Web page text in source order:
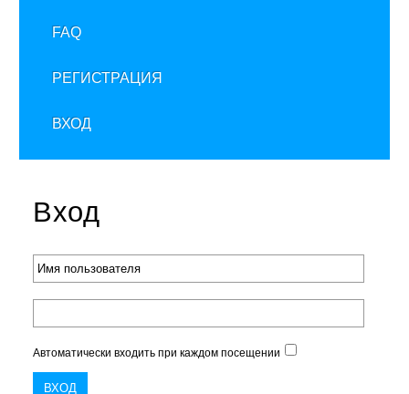
FAQ
РЕГИСТРАЦИЯ
ВХОД
Вход
Автоматически входить при каждом посещении